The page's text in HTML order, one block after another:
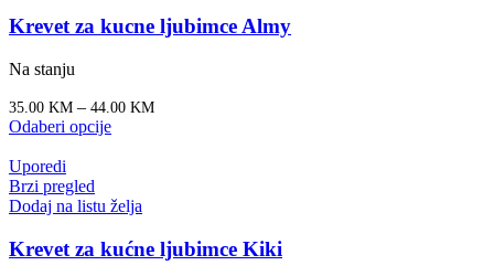
Krevet za kucne ljubimce Almy
Na stanju
35.00 KM – 44.00 KM
Odaberi opcije
Uporedi
Brzi pregled
Dodaj na listu želja
Krevet za kućne ljubimce Kiki